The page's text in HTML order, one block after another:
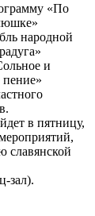
«По
народной
и
пение»
в пятницу,
славянской
зал).